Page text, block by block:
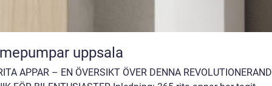
uppsala
APPAR – EN ÖVERSIKT ÖVER DENNA